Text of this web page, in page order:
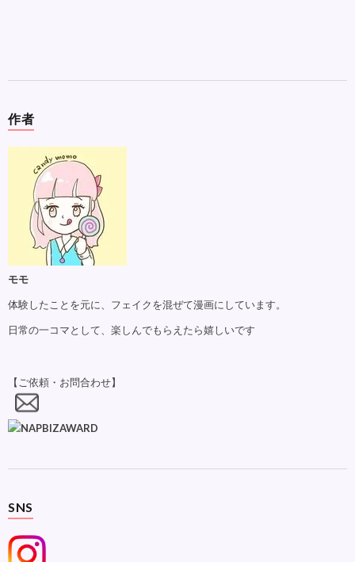
作者
モモ
体験したことを元に、フェイクを混ぜて漫画にしています。
日常の一コマとして、楽しんでもらえたら嬉しいです
【ご依頼・お問合わせ】
SNS